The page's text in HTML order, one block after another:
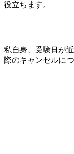
役立ちます。
私自身、受験日が
際のキャンセルに